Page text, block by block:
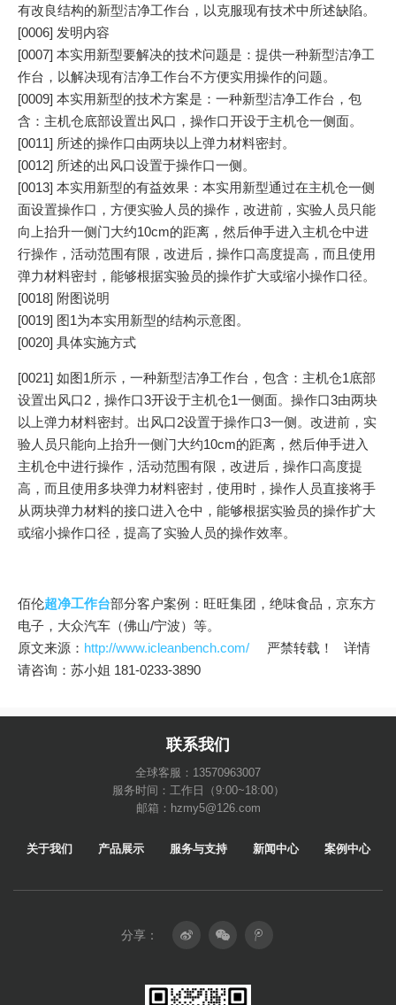
有改良结构的新型洁净工作台，以克服现有技术中所述缺陷。
[0006] 发明内容
[0007] 本实用新型要解决的技术问题是：提供一种新型洁净工
作台，以解决现有洁净工作台不方便实用操作的问题。
[0009] 本实用新型的技术方案是：一种新型洁净工作台，包
含：主机仓底部设置出风口，操作口开设于主机仓一侧面。
[0011] 所述的操作口由两块以上弹力材料密封。
[0012] 所述的出风口设置于操作口一侧。
[0013] 本实用新型的有益效果：本实用新型通过在主机仓一侧
面设置操作口，方便实验人员的操作，改进前，实验人员只能
向上抬升一侧门大约10cm的距离，然后伸手进入主机仓中进
行操作，活动范围有限，改进后，操作口高度提高，而且使用
弹力材料密封，能够根据实验员的操作扩大或缩小操作口径。
[0018] 附图说明
[0019] 图1为本实用新型的结构示意图。
[0020] 具体实施方式
[0021] 如图1所示，一种新型洁净工作台，包含：主机仓1底部
设置出风口2，操作口3开设于主机仓1一侧面。操作口3由两块
以上弹力材料密封。出风口2设置于操作口3一侧。改进前，实
验人员只能向上抬升一侧门大约10cm的距离，然后伸手进入
主机仓中进行操作，活动范围有限，改进后，操作口高度提
高，而且使用多块弹力材料密封，使用时，操作人员直接将手
从两块弹力材料的接口进入仓中，能够根据实验员的操作扩大
或缩小操作口径，提高了实验人员的操作效率。
佰伦超净工作台部分客户案例：旺旺集团，绝味食品，京东方
电子，大众汽车（佛山/宁波）等。
原文来源： http://www.icleanbench.com/ 严禁转载！ 详情
请咨询：苏小姐 181-0233-3890
联系我们
全球客服：13570963007
服务时间：工作日（9:00~18:00）
邮箱：hzmy5@126.com
关于我们 产品展示 服务与支持 新闻中心 案例中心
分享：